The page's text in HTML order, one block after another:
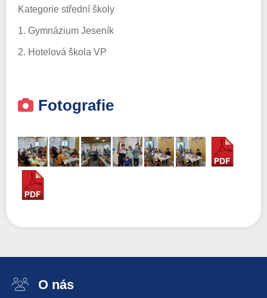
Kategorie střední školy
1. Gymnázium Jeseník
2. Hotelová škola VP
Fotografie
O nás